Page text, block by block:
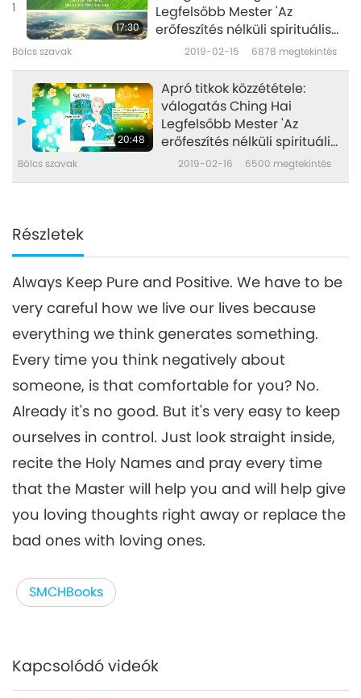
1
17:30
Legfelsőbb Mester 'Az
erőfeszítés nélküli spirituális
gyakorlás titkai' című
Bölcs szavak 2019-02-15 6878 megtekintés
20:48
Apró titkok közzététele:
válogatás Ching Hai
Legfelsőbb Mester 'Az
erőfeszítés nélküli spirituális
gyakorlás titkai' című
Bölcs szavak 2019-02-16 6500 megtekintés
Részletek
Always Keep Pure and Positive. We have to be
very careful how we live our lives because
everything we think generates something.
Every time you think negatively about
someone, is that comfortable for you? No.
Already it's no good. But it's very easy to keep
ourselves in control. Just look straight inside,
recite the Holy Names and pray every time
that the Master will help you and will help give
you loving thoughts right away or replace the
bad ones with loving ones.
SMCHBooks
Kapcsolódó videók